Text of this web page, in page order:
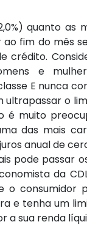
quanto as
fim do mês
crédito.
e
E nunca
ultrapassar o
é muito
das mais
anual de
pode passar
da
o consumidor
e tenha um
a sua renda